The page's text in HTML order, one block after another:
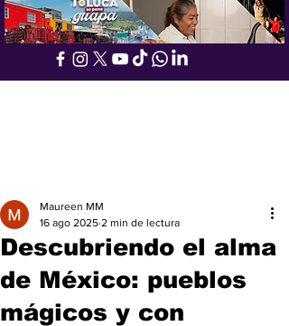
Descubriendo el alma
de México: pueblos
mágicos y con
Maureen MM
16 ago 2025 2 min de lectura